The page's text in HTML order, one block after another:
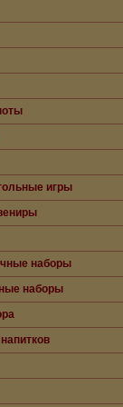
игры
наборы
наборы